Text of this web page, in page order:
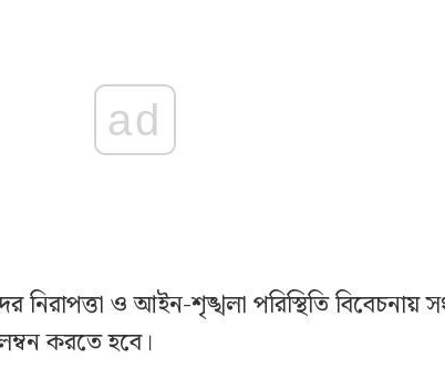
ad
ও আইন-শৃঙ্খলা পরিস্থিতি বিবেচনায়
করতে হবে।